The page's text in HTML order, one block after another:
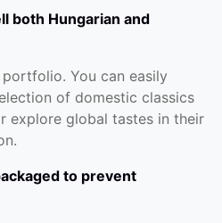
both Hungarian and
You can easily
of domestic classics
explore global tastes in their
to prevent